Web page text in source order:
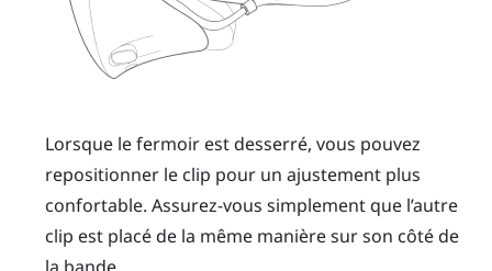
Lorsque le fermoir est desserré, vous pouvez
repositionner le clip pour un ajustement plus
confortable. Assurez-vous simplement que l’autre
clip est placé de la même manière sur son côté de